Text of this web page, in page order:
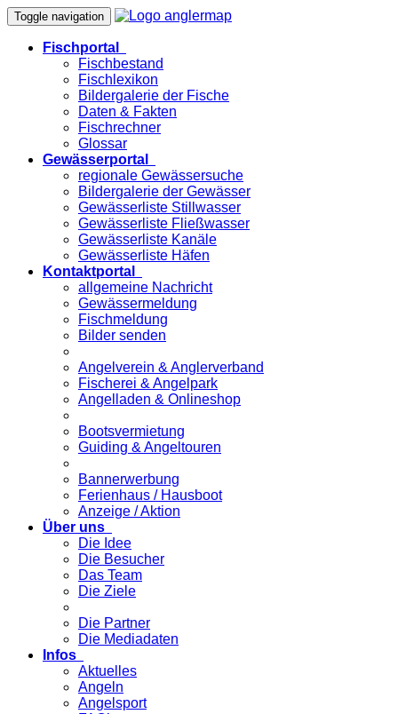
Toggle navigation
Fischportal
Fischbestand
Fischlexikon
Bildergalerie der Fische
Daten & Fakten
Fischrechner
Glossar
Gewässerportal
regionale Gewässersuche
Bildergalerie der Gewässer
Gewässerliste Stillwasser
Gewässerliste Fließwasser
Gewässerliste Kanäle
Gewässerliste Häfen
Kontaktportal
allgemeine Nachricht
Gewässermeldung
Fischmeldung
Bilder senden
Angelverein & Anglerverband
Fischerei & Angelpark
Angelladen & Onlineshop
Bootsvermietung
Guiding & Angeltouren
Bannerwerbung
Ferienhaus / Hausboot
Anzeige / Aktion
Über uns
Die Idee
Die Besucher
Das Team
Die Ziele
Die Partner
Die Mediadaten
Infos
Aktuelles
Angeln
Angelsport